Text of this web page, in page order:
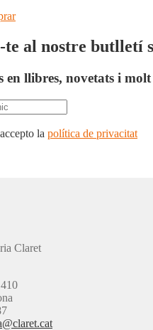
te al nostre butlletí
en llibres, novetats i molt
la política de privacitat
Claret